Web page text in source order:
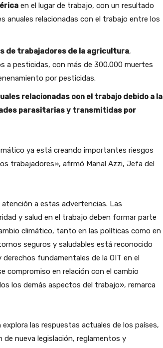
en el lugar de trabajo, con un resultado
anuales relacionadas con el trabajo entre los
de trabajadores de la agricultura,
a pesticidas, con más de 300.000 muertes
por pesticidas.
relacionadas con el trabajo debido a la
parasitarias y transmitidas por
ya está creando importantes riesgos
trabajadores», afirmó Manal Azzi, Jefa del
a estas advertencias. Las
y salud en el trabajo deben formar parte
climático, tanto en las políticas como en
seguros y saludables está reconocido
fundamentales de la OIT en el
compromiso en relación con el cambio
los demás aspectos del trabajo», remarca
las respuestas actuales de los países,
de nueva legislación, reglamentos y